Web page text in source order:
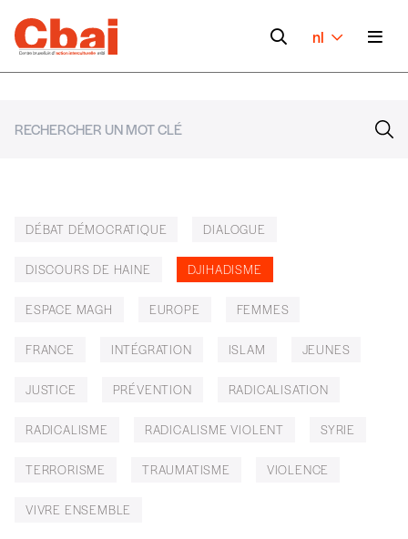
nl
DÉBAT DÉMOCRATIQUE DIALOGUE
DISCOURS DE HAINE DJIHADISME
ESPACE MAGH EUROPE FEMMES
FRANCE INTÉGRATION ISLAM JEUNES
JUSTICE PRÉVENTION RADICALISATION
RADICALISME RADICALISME VIOLENT SYRIE
TERRORISME TRAUMATISME VIOLENCE
VIVRE ENSEMBLE